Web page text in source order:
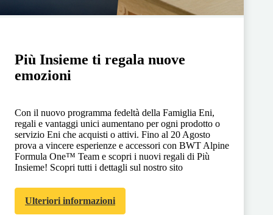
Più Insieme ti regala nuove
emozioni
Con il nuovo programma fedeltà della Famiglia Eni,
regali e vantaggi unici aumentano per ogni prodotto o
servizio Eni che acquisti o attivi. Fino al 20 Agosto
prova a vincere esperienze e accessori con BWT Alpine
Formula One™ Team e scopri i nuovi regali di Più
Insieme! Scopri tutti i dettagli sul nostro sito
Ulteriori informazioni